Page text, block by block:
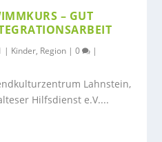
– GUT
| Kinder, Region |0 |
Lahnstein,
Hilfsdienst e.V....